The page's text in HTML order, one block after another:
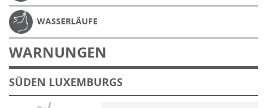
WASSERLÄUFE
WARNUNGEN
SÜDEN LUXEMBURGS